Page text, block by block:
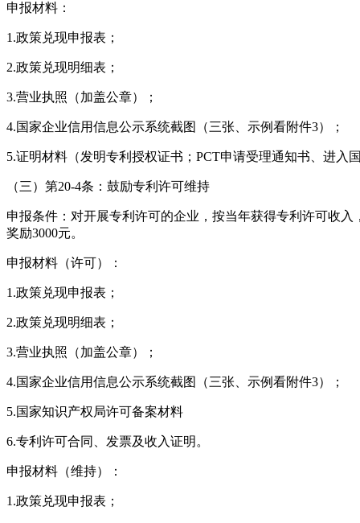
申报材料：
1.政策兑现申报表；
2.政策兑现明细表；
3.营业执照（加盖公章）；
4.国家企业信用信息公示系统截图（三张、示例看附件3）；
5.证明材料（发明专利授权证书；PCT申请受理通知书、进
（三）第20-4条：鼓励专利许可维持
申报条件：对开展专利许可的企业，按当年获得专利许可收
奖励3000元。
申报材料（许可）：
1.政策兑现申报表；
2.政策兑现明细表；
3.营业执照（加盖公章）；
4.国家企业信用信息公示系统截图（三张、示例看附件3）；
5.国家知识产权局许可备案材料
6.专利许可合同、发票及收入证明。
申报材料（维持）：
1.政策兑现申报表；